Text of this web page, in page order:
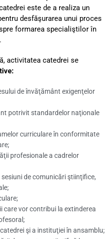
este de a realiza un
desfăşurarea unui proces
formarea specialiştilor în
activitatea catedrei se
de învăţământ exigenţelor
potrivit standardelor naţionale
curriculare în conformitate
profesionale a cadrelor
de comunicări ştiinţifice,
vor contribui la extinderea
şi a instituţiei în ansamblu;